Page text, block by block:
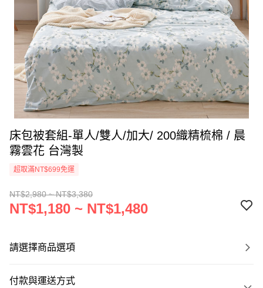
床包被套組-單人/雙人/加大/ 200織精梳棉 / 晨
霧雲花 台灣製
超取滿NT$699免運
NT$2,980 ~ NT$3,380
NT$1,180 ~ NT$1,480
請選擇商品選項
付款與運送方式